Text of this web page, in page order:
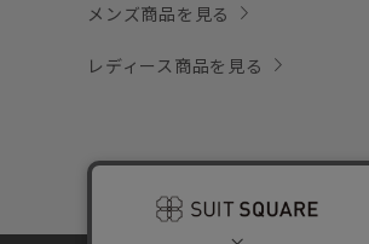
メンズ商品を見る
レディース商品を見る